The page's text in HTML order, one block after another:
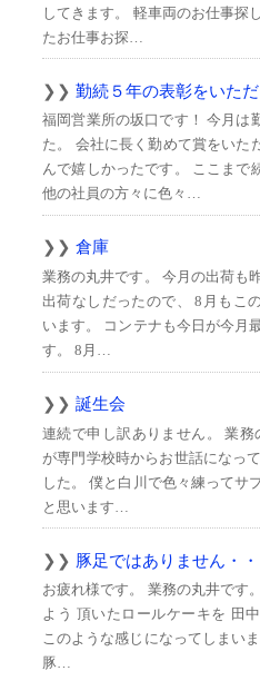
してきます。 軽車両のお仕事探
たお仕事お探…
勤続５年の表彰をいただ
福岡営業所の坂口です！ 今月は
た。 会社に長く勤めて賞をいた
んで嬉しかったです。 ここまで
他の社員の方々に色々…
倉庫
業務の丸井です。 今月の出荷も
出荷なしだったので、 8月もこ
います。 コンテナも今日が今月
す。 8月…
誕生会
連続で申し訳ありません。 業
が専門学校時からお世話になっ
した。 僕と白川で色々練ってサ
と思います…
豚足ではありません・・
お疲れ様です。 業務の丸井です
よう 頂いたロールケーキを 田
このような感じになってしまい
豚…